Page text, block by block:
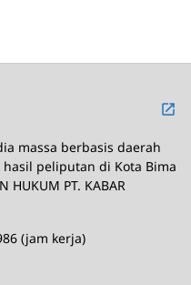
massa berbasis daerah
peliputan di Kota Bima
HUKUM PT. KABAR
(jam kerja)